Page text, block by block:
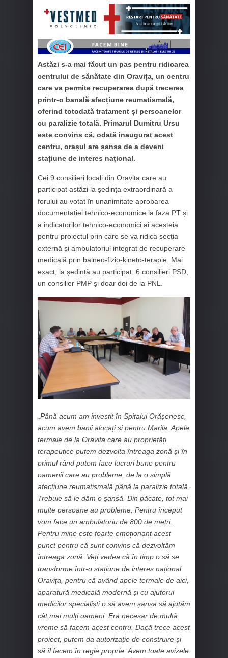
Astăzi s-a mai făcut un pas pentru ridicarea
centrului de sănătate din Oravița, un centru
care va permite recuperarea după trecerea
printr-o banală afecțiune reumatismală,
oferind totodată tratament și persoanelor
cu paralizie totală. Primarul Dumitru Ursu
este convins că, odată inaugurat acest
centru, orașul are șansa de a deveni
stațiune de interes național.
Cei 9 consilieri locali din Oravița care au
participat astăzi la ședința extraordinară a
forului au votat în unanimitate aprobarea
documentației tehnico-economice la faza PT și
a indicatorilor tehnico-economici ai acesteia
pentru proiectul prin care se va ridica secția
externă și ambulatoriul integrat de recuperare
medicală prin balneo-fizio-kineto-terapie. Mai
exact, la ședință au participat: 6 consilieri PSD,
un consilier PMP și doar doi de la PNL.
„Până acum am investit în Spitalul Orășenesc,
acum avem banii alocați și pentru Marila. Apele
termale de la Oravița care au proprietăți
terapeutice putem dezvolta întreaga zonă și în
primul rând putem face lucruri bune pentru
oamenii care au probleme, de la o simplă
afecțiune reumatismală până la paralizie totală.
Trebuie să le dăm o șansă. Din păcate, tot mai
multe persoane au probleme. Pentru început
vom face un ambulatoriu de 800 de metri.
Pentru mine este foarte emoționant acest
punct pentru că sunt convins că dezvoltăm
întreaga zonă. Veți vedea că în timp o să se
transforme într-o stațiune de interes național
Oravița, pentru că având apele termale de aici,
aparatură medicală modernă și cu ajutorul
medicilor specialiști o să avem șansa să ajutăm
cât mai mulți oameni. Era necesar de multă
vreme să facem acest centru. Dacă trece acest
proiect, putem da autorizație de construire și
să îl facem în regie proprie. Avem toate avizele